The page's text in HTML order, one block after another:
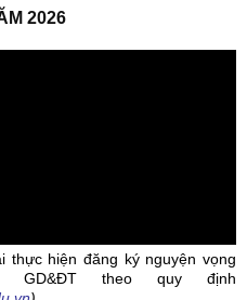
2026
hiện đăng ký nguyện vọng
theo quy định